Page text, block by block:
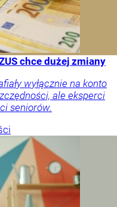
chce dużej zmiany
wyłącznie na konto
ale eksperci
seniorów.